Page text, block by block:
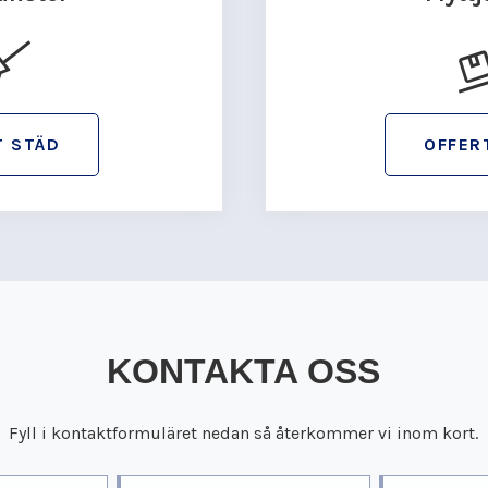
STÄD
KONTAKTA OSS
Fyll i kontaktformuläret nedan så återkommer vi inom kort.